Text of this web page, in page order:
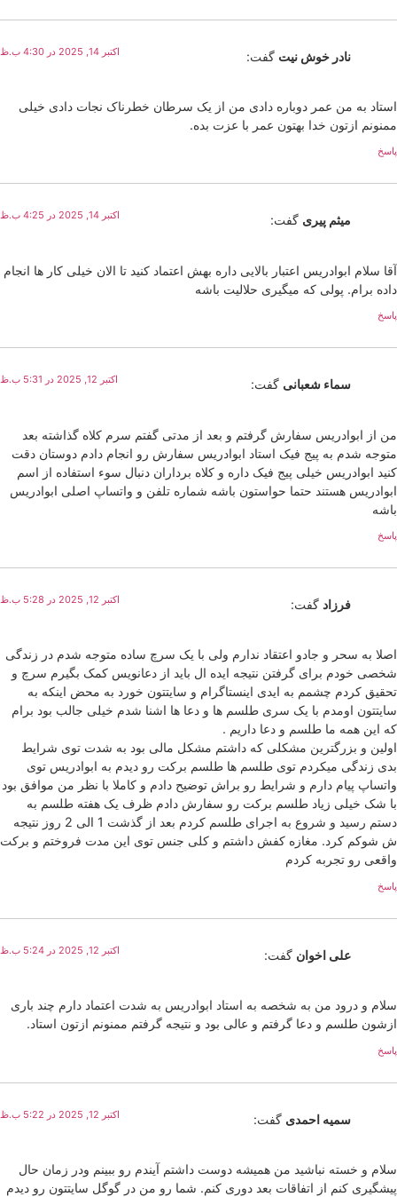
نادر خوش نیت گفت: اکتبر 14, 2025 در 4:30 ب.ظ
استاد به من عمر دوباره دادی من از یک سرطان خطرناک نجات دادی خیلی
ممنونم ازتون خدا بهتون عمر با عزت بده.
پاسخ
میثم پیری گفت: اکتبر 14, 2025 در 4:25 ب.ظ
آقا سلام ابوادریس اعتبار بالایی داره بهش اعتماد کنید تا الان خیلی کار ها انجام
داده برام. پولی که میگیری حلالیت باشه
پاسخ
سماء شعبانی گفت: اکتبر 12, 2025 در 5:31 ب.ظ
من از ابوادریس سفارش گرفتم و بعد از مدتی گفتم سرم کلاه گذاشته بعد
متوجه شدم به پیج فیک استاد ابوادریس سفارش رو انجام دادم دوستان دقت
کنید ابوادریس خیلی پیج فیک داره و کلاه برداران دنبال سوء استفاده از اسم
ابوادریس هستند حتما حواستون باشه شماره تلفن و واتساپ اصلی ابوادریس
باشه
پاسخ
فرزاد گفت: اکتبر 12, 2025 در 5:28 ب.ظ
اصلا به سحر و جادو اعتقاد ندارم ولی با یک سرچ ساده متوجه شدم در زندگی
شخصی خودم برای گرفتن نتیجه ایده ال باید از دعانویس کمک بگیرم سرچ و
تحقیق کردم چشمم به ایدی اینستاگرام و سایتتون خورد به محض اینکه به
سایتتون اومدم با یک سری طلسم ها و دعا ها اشنا شدم خیلی جالب بود برام
که این همه ما طلسم و دعا داریم .
اولین و بزرگترین مشکلی که داشتم مشکل مالی بود به شدت توی شرایط
بدی زندگی میکردم توی طلسم ها طلسم برکت رو دیدم به ابوادریس توی
واتساپ پیام دارم و شرایط رو براش توضیح دادم و کاملا با نظر من موافق بود
با شک خیلی زیاد طلسم برکت رو سفارش دادم ظرف یک هفته طلسم به
دستم رسید و شروع به اجرای طلسم کردم بعد از گذشت 1 الی 2 روز نتیجه
ش شوکم کرد. مغازه کفش داشتم و کلی جنس توی این مدت فروختم و برکت
واقعی رو تجربه کردم
پاسخ
علی اخوان گفت: اکتبر 12, 2025 در 5:24 ب.ظ
سلام و درود من به شخصه به استاد ابوادریس به شدت اعتماد دارم چند باری
ازشون طلسم و دعا گرفتم و عالی بود و نتیجه گرفتم ممنونم ازتون استاد.
پاسخ
سمیه احمدی گفت: اکتبر 12, 2025 در 5:22 ب.ظ
سلام و خسته نباشید من همیشه دوست داشتم آیندم رو ببینم ودر زمان حال
پیشگیری کنم از اتفاقات بعد دوری کنم. شما رو من در گوگل سایتتون رو دیدم